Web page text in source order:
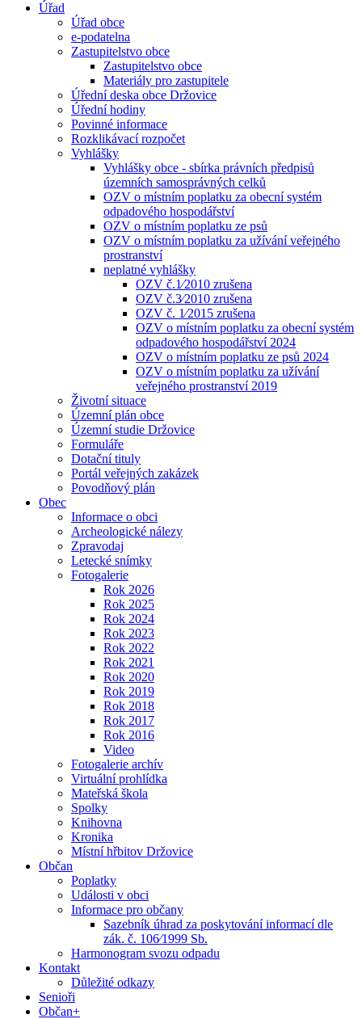
Úřad
Úřad obce
e-podatelna
Zastupitelstvo obce
Zastupitelstvo obce
Materiály pro zastupitele
Úřední deska obce Držovice
Úřední hodiny
Povinné informace
Rozklikávací rozpočet
Vyhlášky
Vyhlášky obce - sbírka právních předpisů
územních samosprávných celků
OZV o místním poplatku za obecní systém
odpadového hospodářství
OZV o místním poplatku ze psů
OZV o místním poplatku za užívání veřejného
prostranství
neplatné vyhlášky
OZV č.1⁄2010 zrušena
OZV č.3⁄2010 zrušena
OZV č. 1⁄2015 zrušena
OZV o místním poplatku za obecní systém
odpadového hospodářství 2024
OZV o místním poplatku ze psů 2024
OZV o místním poplatku za užívání
veřejného prostranství 2019
Životní situace
Územní plán obce
Územní studie Držovice
Formuláře
Dotační tituly
Portál veřejných zakázek
Povodňový plán
Obec
Informace o obci
Archeologické nálezy
Zpravodaj
Letecké snímky
Fotogalerie
Rok 2026
Rok 2025
Rok 2024
Rok 2023
Rok 2022
Rok 2021
Rok 2020
Rok 2019
Rok 2018
Rok 2017
Rok 2016
Video
Fotogalerie archív
Virtuální prohlídka
Mateřská škola
Spolky
Knihovna
Kronika
Místní hřbitov Držovice
Občan
Poplatky
Události v obci
Informace pro občany
Sazebník úhrad za poskytování informací dle
zák. č. 106⁄1999 Sb.
Harmonogram svozu odpadu
Kontakt
Důležité odkazy
Senioři
Občan+